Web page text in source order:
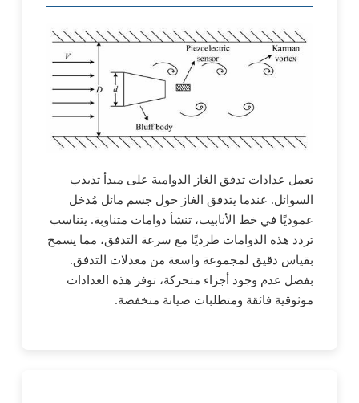
تعمل عدادات تدفق الغاز الدوامية على مبدأ تذبذب
السوائل. عندما يتدفق الغاز حول جسم مائل مُدخل
عموديًا في خط الأنابيب، تنشأ دوامات متناوبة. يتناسب
تردد هذه الدوامات طرديًا مع سرعة التدفق، مما يسمح
بقياس دقيق لمجموعة واسعة من معدلات التدفق.
بفضل عدم وجود أجزاء متحركة، توفر هذه العدادات
موثوقية فائقة ومتطلبات صيانة منخفضة.